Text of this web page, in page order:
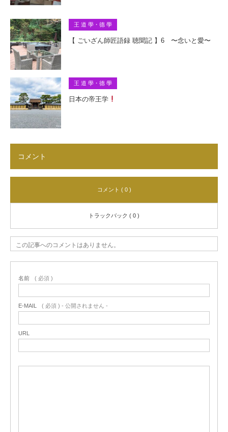
王 道 學・德 學
【 ごいざん師匠語録 聴聞記 】6 〜念いと愛〜
王 道 學・德 學
日本の帝王学
コメント
コメント ( 0 )
トラックバック ( 0 )
この記事へのコメントはありません。
名前 ( 必須 )
E-MAIL ( 必須 ) - 公開されません -
URL